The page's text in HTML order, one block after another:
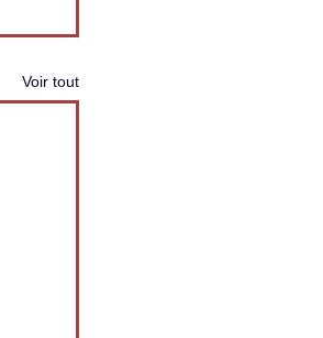
Voir tout